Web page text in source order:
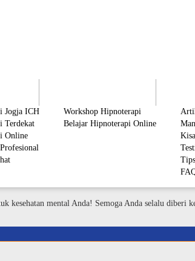
Jogja ICH
Terdekat
Online
Workshop Hipnoterapi
Belajar Hipnoterapi Online
kesehatan mental Anda! Semoga Anda selalu diberi